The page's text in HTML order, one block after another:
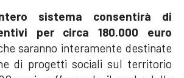
sistema consentirà di
per circa 180.000 euro
saranno interamente destinate
di progetti sociali sul territorio